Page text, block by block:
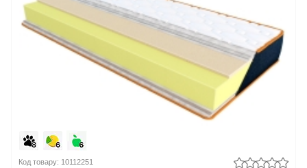
Код товару: 10112251